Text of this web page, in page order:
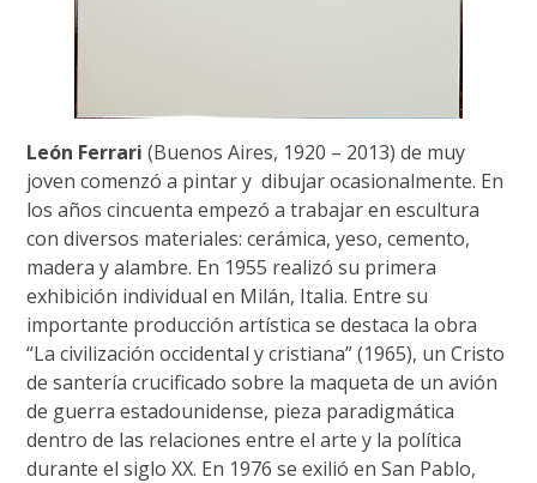
León Ferrari (Buenos Aires, 1920 – 2013) de muy
joven comenzó a pintar y dibujar ocasionalmente. En
los años cincuenta empezó a trabajar en escultura
con diversos materiales: cerámica, yeso, cemento,
madera y alambre. En 1955 realizó su primera
exhibición individual en Milán, Italia. Entre su
importante producción artística se destaca la obra
“La civilización occidental y cristiana” (1965), un Cristo
de santería crucificado sobre la maqueta de un avión
de guerra estadounidense, pieza paradigmática
dentro de las relaciones entre el arte y la política
durante el siglo XX. En 1976 se exilió en San Pablo,